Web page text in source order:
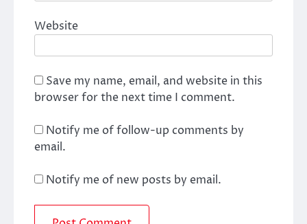
Website
Save my name, email, and website in this
browser for the next time I comment.
Notify me of follow-up comments by
email.
Notify me of new posts by email.